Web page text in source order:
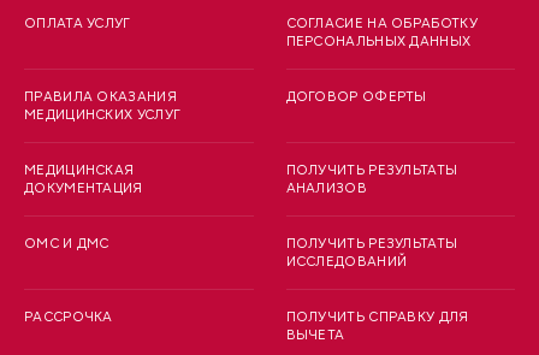
ОПЛАТА УСЛУГ
ПРАВИЛА ОКАЗАНИЯ
МЕДИЦИНСКИХ УСЛУГ
МЕДИЦИНСКАЯ
ДОКУМЕНТАЦИЯ
ОМС И ДМС
РАССРОЧКА
СОГЛАСИЕ НА ОБРАБОТКУ
ПЕРСОНАЛЬНЫХ ДАННЫХ
ДОГОВОР ОФЕРТЫ
ПОЛУЧИТЬ РЕЗУЛЬТАТЫ
АНАЛИЗОВ
ПОЛУЧИТЬ РЕЗУЛЬТАТЫ
ИССЛЕДОВАНИЙ
ПОЛУЧИТЬ СПРАВКУ ДЛЯ
ВЫЧЕТА